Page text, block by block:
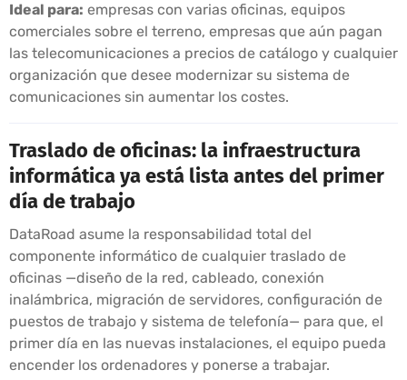
Ideal para: empresas con varias oficinas, equipos
comerciales sobre el terreno, empresas que aún pagan
las telecomunicaciones a precios de catálogo y cualquier
organización que desee modernizar su sistema de
comunicaciones sin aumentar los costes.
Traslado de oficinas: la infraestructura
informática ya está lista antes del primer
día de trabajo
DataRoad asume la responsabilidad total del
componente informático de cualquier traslado de
oficinas —diseño de la red, cableado, conexión
inalámbrica, migración de servidores, configuración de
puestos de trabajo y sistema de telefonía— para que, el
primer día en las nuevas instalaciones, el equipo pueda
encender los ordenadores y ponerse a trabajar.